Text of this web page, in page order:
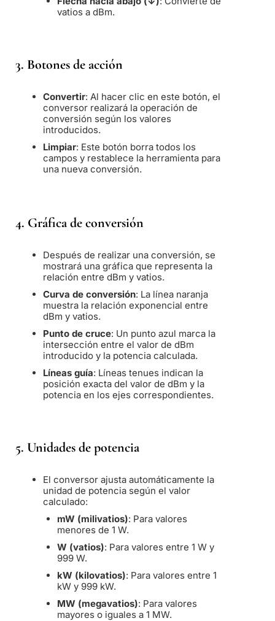
vatios a dBm.
3. Botones de acción
Convertir: Al hacer clic en este botón, el
conversor realizará la operación de
conversión según los valores
introducidos.
Limpiar: Este botón borra todos los
campos y restablece la herramienta para
una nueva conversión.
4. Gráfica de conversión
Después de realizar una conversión, se
mostrará una gráfica que representa la
relación entre dBm y vatios.
Curva de conversión: La línea naranja
muestra la relación exponencial entre
dBm y vatios.
Punto de cruce: Un punto azul marca la
intersección entre el valor de dBm
introducido y la potencia calculada.
Líneas guía: Líneas tenues indican la
posición exacta del valor de dBm y la
potencia en los ejes correspondientes.
5. Unidades de potencia
El conversor ajusta automáticamente la
unidad de potencia según el valor
calculado:
mW (milivatios): Para valores
menores de 1 W.
W (vatios): Para valores entre 1 W y
999 W.
kW (kilovatios): Para valores entre 1
kW y 999 kW.
MW (megavatios): Para valores
mayores o iguales a 1 MW.